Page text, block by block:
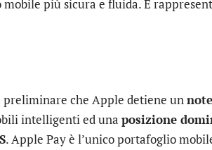
mobile più sicura e fluida. E
preliminare che Apple detiene un
intelligenti ed una posizione
. Apple Pay è l’unico portafoglio